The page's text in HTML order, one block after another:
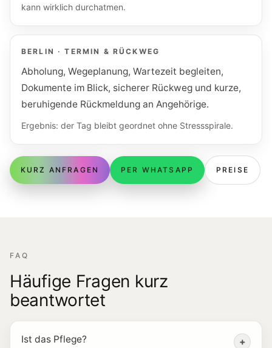
kann wirklich durchatmen.
BERLIN · TERMIN & RÜCKWEG
Abholung, Wegeplanung, Wartezeit begleiten,
Dokumente im Blick, sicherer Rückweg und kurze,
beruhigende Rückmeldung an Angehörige.
Ergebnis: der Tag bleibt geordnet ohne Stressspirale.
KURZ ANFRAGEN PER WHATSAPP PREISE
FAQ
Häufige Fragen kurz
beantwortet
Ist das Pflege? +